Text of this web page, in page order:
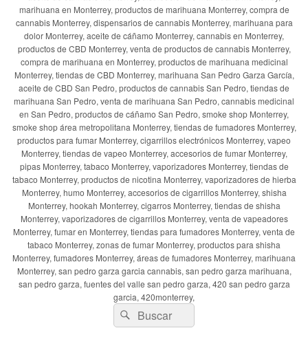
marihuana en Monterrey, productos de marihuana Monterrey, compra de
cannabis Monterrey, dispensarios de cannabis Monterrey, marihuana para
dolor Monterrey, aceite de cáñamo Monterrey, cannabis en Monterrey,
productos de CBD Monterrey, venta de productos de cannabis Monterrey,
compra de marihuana en Monterrey, productos de marihuana medicinal
Monterrey, tiendas de CBD Monterrey, marihuana San Pedro Garza García,
aceite de CBD San Pedro, productos de cannabis San Pedro, tiendas de
marihuana San Pedro, venta de marihuana San Pedro, cannabis medicinal
en San Pedro, productos de cáñamo San Pedro, smoke shop Monterrey,
smoke shop área metropolitana Monterrey, tiendas de fumadores Monterrey,
productos para fumar Monterrey, cigarrillos electrónicos Monterrey, vapeo
Monterrey, tiendas de vapeo Monterrey, accesorios de fumar Monterrey,
pipas Monterrey, tabaco Monterrey, vaporizadores Monterrey, tiendas de
tabaco Monterrey, productos de nicotina Monterrey, vaporizadores de hierba
Monterrey, humo Monterrey, accesorios de cigarrillos Monterrey, shisha
Monterrey, hookah Monterrey, cigarros Monterrey, tiendas de shisha
Monterrey, vaporizadores de cigarrillos Monterrey, venta de vapeadores
Monterrey, fumar en Monterrey, tiendas para fumadores Monterrey, venta de
tabaco Monterrey, zonas de fumar Monterrey, productos para shisha
Monterrey, fumadores Monterrey, áreas de fumadores Monterrey, marihuana
Monterrey, san pedro garza garcia cannabis, san pedro garza marihuana,
san pedro garza, fuentes del valle san pedro garza, 420 san pedro garza
garcia, 420monterrey,
Buscar
por:
Buscar